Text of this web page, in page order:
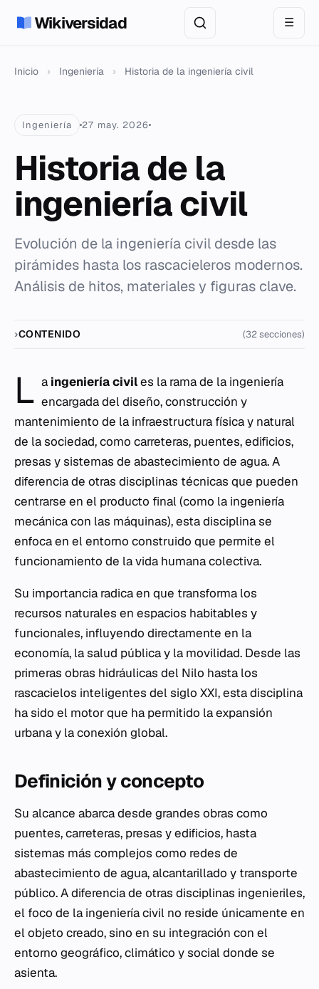
Wikiversidad ☰
Inicio › Ingeniería › Historia de la ingeniería civil
Ingeniería 27 may. 2026
Historia de la
ingeniería civil
Evolución de la ingeniería civil desde las
pirámides hasta los rascacieleros modernos.
Análisis de hitos, materiales y figuras clave.
CONTENIDO (32 secciones)
L a ingeniería civiles la rama de la ingeniería
encargada del diseño, construcción y
mantenimiento de la infraestructura física y natural
de la sociedad, como carreteras, puentes, edificios,
presas y sistemas de abastecimiento de agua. A
diferencia de otras disciplinas técnicas que pueden
centrarse en el producto final (como la ingeniería
mecánica con las máquinas), esta disciplina se
enfoca en el entorno construido que permite el
funcionamiento de la vida humana colectiva.
Su importancia radica en que transforma los
recursos naturales en espacios habitables y
funcionales, influyendo directamente en la
economía, la salud pública y la movilidad. Desde las
primeras obras hidráulicas del Nilo hasta los
rascacielos inteligentes del siglo XXI, esta disciplina
ha sido el motor que ha permitido la expansión
urbana y la conexión global.
Definición y concepto
Su alcance abarca desde grandes obras como
puentes, carreteras, presas y edificios, hasta
sistemas más complejos como redes de
abastecimiento de agua, alcantarillado y transporte
público. A diferencia de otras disciplinas ingenieriles,
el foco de la ingeniería civil no reside únicamente en
el objeto creado, sino en su integración con el
entorno geográfico, climático y social donde se
asienta.